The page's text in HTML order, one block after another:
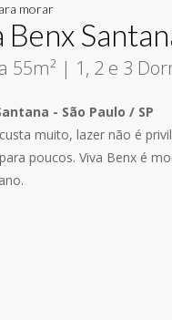
morar
Benx
55m² | 1, 2 e 3
- São Paulo / SP
muito, lazer não é
poucos. Viva Benx é